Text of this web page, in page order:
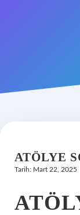
Hakkımızda
ATÖLYE
Tarih: Mart 22, 2025